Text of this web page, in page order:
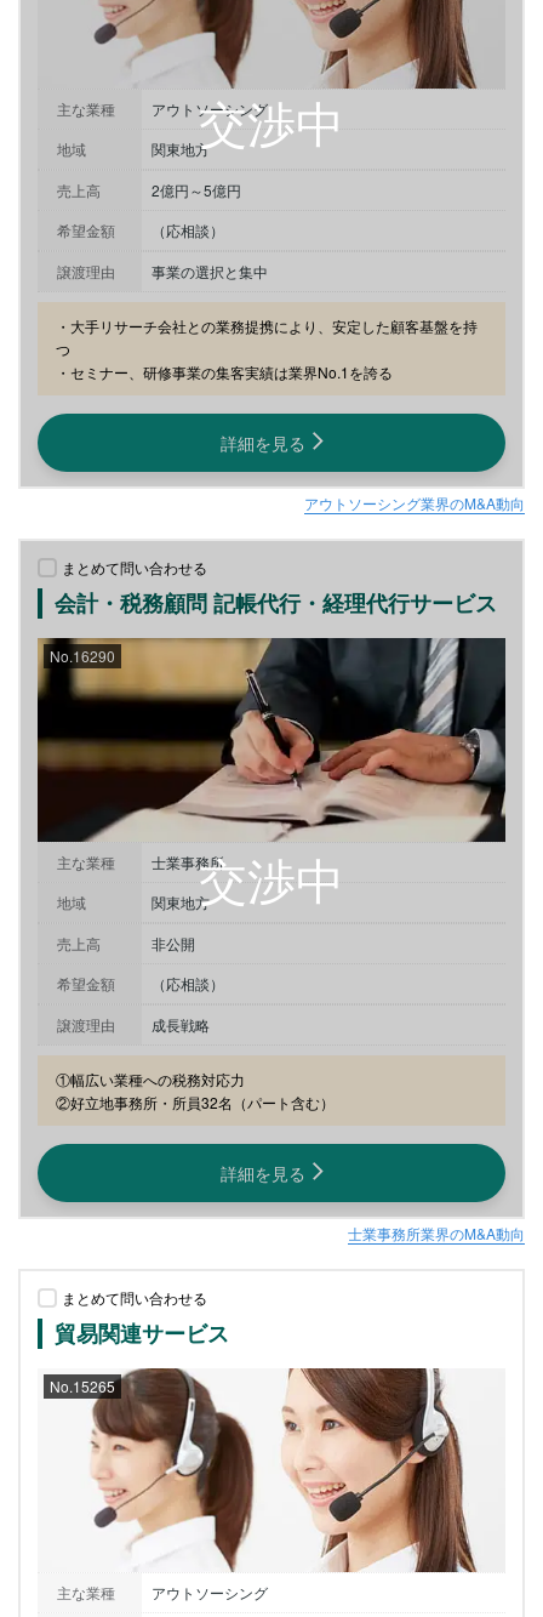
主な業種
アウトソーシング
地域
関東地方
売上高
2億円～5億円
希望金額
（応相談）
譲渡理由
事業の選択と集中
・大手リサーチ会社との業務提携により、安定した顧客基盤を持
つ
・セミナー、研修事業の集客実績は業界No.1を誇る
詳細を見る
アウトソーシング業界のM&A動向
まとめて問い合わせる
会計・税務顧問 記帳代行・経理代行サービス
No.16290
主な業種
士業事務所
地域
関東地方
売上高
非公開
希望金額
（応相談）
譲渡理由
成長戦略
①幅広い業種への税務対応力
②好立地事務所・所員32名（パート含む）
詳細を見る
士業事務所業界のM&A動向
まとめて問い合わせる
貿易関連サービス
No.15265
主な業種 アウトソーシング